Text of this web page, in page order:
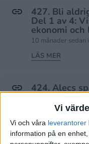
Vi
Vi och våra leverantorer
information på en
427. Bli
Del 1 av 4:
ekonomi och
10 månader
LÄS MER
424. Alecs
racerbil till
11 månader
LÄS MER